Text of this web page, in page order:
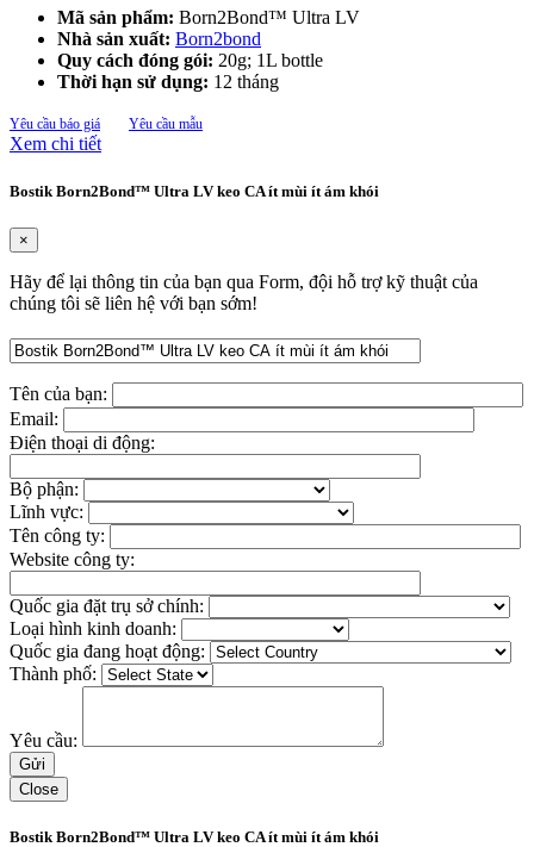
Mã sản phẩm: Born2Bond™ Ultra LV
Nhà sản xuất: Born2bond
Quy cách đóng gói: 20g; 1L bottle
Thời hạn sử dụng: 12 tháng
Yêu cầu báo giá Yêu cầu mẫu
Xem chi tiết
Bostik Born2Bond™ Ultra LV keo CA ít mùi ít ám khói
×
Hãy để lại thông tin của bạn qua Form, đội hỗ trợ kỹ thuật của
chúng tôi sẽ liên hệ với bạn sớm!
Tên của bạn:
Email:
Điện thoại di động:
Bộ phận:
Lĩnh vực:
Tên công ty:
Website công ty:
Quốc gia đặt trụ sở chính:
Loại hình kinh doanh:
Quốc gia đang hoạt động:
Thành phố:
Yêu cầu:
Close
Bostik Born2Bond™ Ultra LV keo CA ít mùi ít ám khói